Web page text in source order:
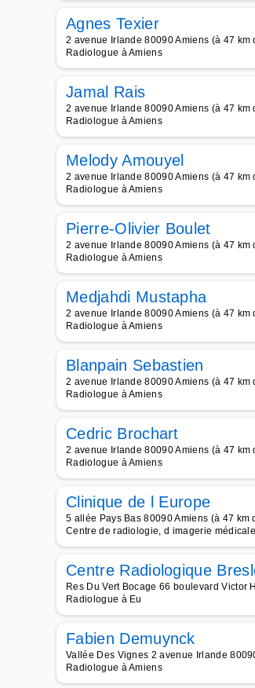
Agnes Texier
2 avenue Irlande 80090 Amiens (à 47 km
Radiologue à Amiens
Jamal Rais
2 avenue Irlande 80090 Amiens (à 47 km
Radiologue à Amiens
Melody Amouyel
2 avenue Irlande 80090 Amiens (à 47 km
Radiologue à Amiens
Pierre-Olivier Boulet
2 avenue Irlande 80090 Amiens (à 47 km
Radiologue à Amiens
Medjahdi Mustapha
2 avenue Irlande 80090 Amiens (à 47 km
Radiologue à Amiens
Blanpain Sebastien
2 avenue Irlande 80090 Amiens (à 47 km
Radiologue à Amiens
Cedric Brochart
2 avenue Irlande 80090 Amiens (à 47 km
Radiologue à Amiens
Clinique de l Europe
5 allée Pays Bas 80090 Amiens (à 47 km
Centre de radiologie, d imagerie
Centre Radiologique
Res Du Vert Bocage 66 boulevard Victor
Radiologue à Eu
Fabien Demuynck
Vallée Des Vignes 2 avenue Irlande
Radiologue à Amiens